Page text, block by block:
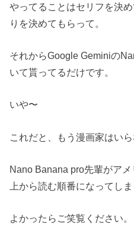
やってることはセリフを決
りを決めてもらって。
それからGoogle Geminiの
いて貰ってるだけです。
いや〜
これだと、もう漫画家はいら
Nano Banana pro先輩がア
上から読む順番になってしま
よかったらご笑覧ください。